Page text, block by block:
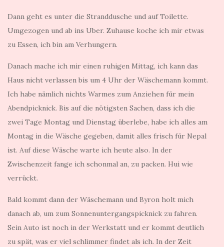
Dann geht es unter die Stranddusche und auf Toilette.
Umgezogen und ab ins Uber. Zuhause koche ich mir etwas
zu Essen, ich bin am Verhungern.
Danach mache ich mir einen ruhigen Mittag, ich kann das
Haus nicht verlassen bis um 4 Uhr der Wäschemann kommt.
Ich habe nämlich nichts Warmes zum Anziehen für mein
Abendpicknick. Bis auf die nötigsten Sachen, dass ich die
zwei Tage Montag und Dienstag überlebe, habe ich alles am
Montag in die Wäsche gegeben, damit alles frisch für Nepal
ist. Auf diese Wäsche warte ich heute also. In der
Zwischenzeit fange ich schonmal an, zu packen. Hui wie
verrückt.
Bald kommt dann der Wäschemann und Byron holt mich
danach ab, um zum Sonnenuntergangspicknick zu fahren.
Sein Auto ist noch in der Werkstatt und er kommt deutlich
zu spät, was er viel schlimmer findet als ich. In der Zeit